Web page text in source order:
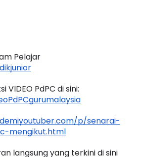
Pelajar
VIDEO PdPC di sini:
p/senarai-
mengikut.html
langsung yang terkini di sini